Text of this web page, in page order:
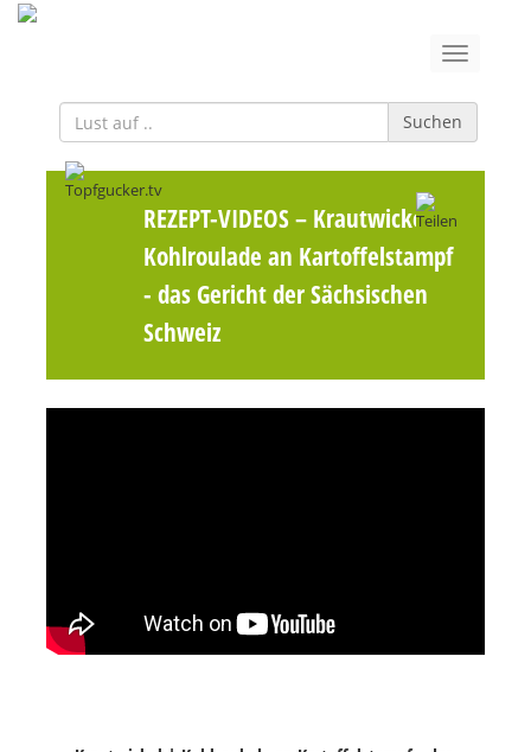
Suchen
REZEPT-VIDEOS– Krautwickel |
Kohlroulade an Kartoffelstampf
- das Gericht der Sächsischen
Schweiz